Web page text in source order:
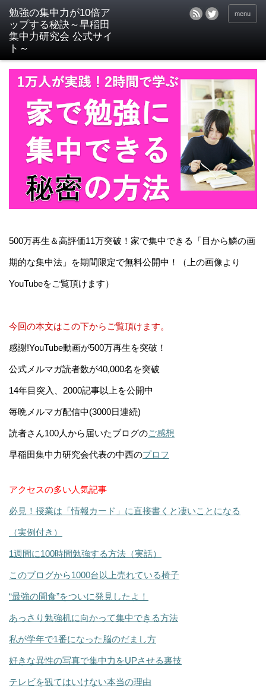
menu
500万再生＆高評価11万突破！家で集中できる「目から鱗の画
期的な集中法」を期間限定で無料公開中！（上の画像より
YouTubeをご覧頂けます）
今回の本文はこの下からご覧頂けます。
感謝!YouTube動画が500万再生を突破！
公式メルマガ読者数が40,000名を突破
14年目突入、2000記事以上を公開中
毎晩メルマガ配信中(3000日連続)
読者さん100人から届いたブログのご感想
早稲田集中力研究会代表の中西のプロフ
アクセスの多い人気記事
必見！授業は「情報カード」に直接書くと凄いことになる
（実例付き）
1週間に100時間勉強する方法（実話）
このブログから1000台以上売れている椅子
“最強の間食”をついに発見したよ！
あっさり勉強机に向かって集中できる方法
私が学年で1番になった脳のだまし方
好きな異性の写真で集中力をUPさせる裏技
テレビを観てはいけない本当の理由